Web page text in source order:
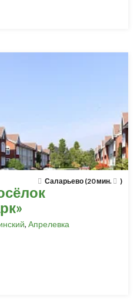
Саларьево (20 мин. )
, Апрелевка